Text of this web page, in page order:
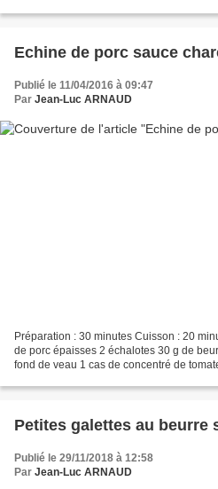
Echine de porc sauce
Publié le 11/04/2016 à 09:47
Par Jean-Luc ARNAUD
Préparation : 30 minutes Cuisson : 20
de porc épaisses 2 échalotes 30 g de
fond de veau 1 cas de concentré de
Petites galettes au beurre
Publié le 29/11/2018 à 12:58
Par Jean-Luc ARNAUD